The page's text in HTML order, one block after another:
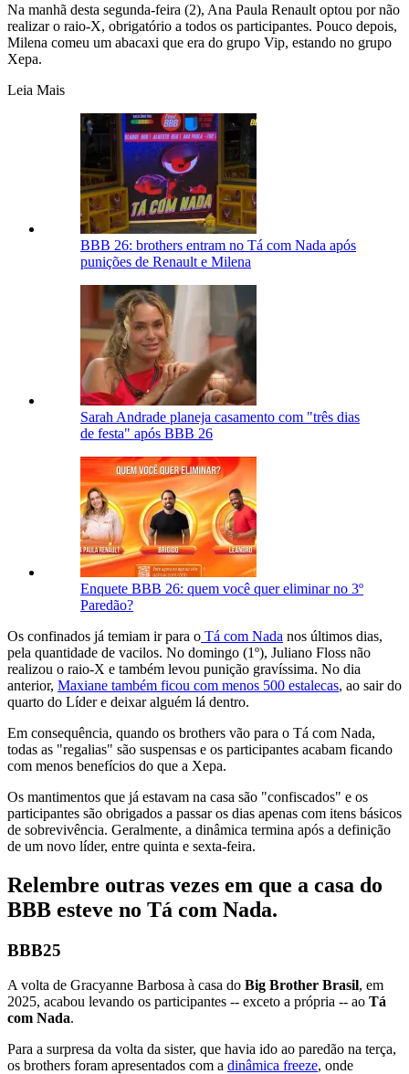
Na manhã desta segunda-feira (2), Ana Paula Renault optou por não
realizar o raio-X, obrigatório a todos os participantes. Pouco depois,
Milena comeu um abacaxi que era do grupo Vip, estando no grupo
Xepa.
Leia Mais
BBB 26: brothers entram no Tá com Nada após
punições de Renault e Milena
Sarah Andrade planeja casamento com "três dias
de festa" após BBB 26
Enquete BBB 26: quem você quer eliminar no 3º
Paredão?
Os confinados já temiam ir para o Tá com Nada nos últimos dias,
pela quantidade de vacilos. No domingo (1º), Juliano Floss não
realizou o raio-X e também levou punição gravíssima. No dia
anterior, Maxiane também ficou com menos 500 estalecas, ao sair do
quarto do Líder e deixar alguém lá dentro.
Em consequência, quando os brothers vão para o Tá com Nada,
todas as "regalias" são suspensas e os participantes acabam ficando
com menos benefícios do que a Xepa.
Os mantimentos que já estavam na casa são "confiscados" e os
participantes são obrigados a passar os dias apenas com itens básicos
de sobrevivência. Geralmente, a dinâmica termina após a definição
de um novo líder, entre quinta e sexta-feira.
Relembre outras vezes em que a casa do
BBB esteve no Tá com Nada.
BBB25
A volta de Gracyanne Barbosa à casa do Big Brother Brasil, em
2025, acabou levando os participantes -- exceto a própria -- ao Tá
com Nada.
Para a surpresa da volta da sister, que havia ido ao paredão na terça,
os brothers foram apresentados com a dinâmica freeze, onde